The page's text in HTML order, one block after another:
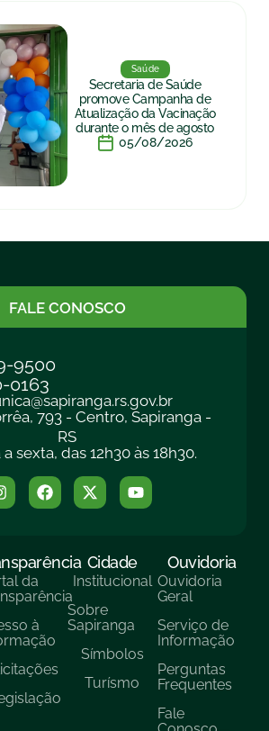
Saúde
Secretaria de Saúde
promove Campanha de
Atualização da Vacinação
durante o mês de agosto
05/08/2026
FALE CONOSCO
9500
0163
793 - Centro, Sapiranga -
RS
sexta, das 12h30 às 18h30.
da
à
Cidade
Institucional
Sobre
Sapiranga
Símbolos
Turísmo
Ouvidoria
Ouvidoria
Geral
Serviço de
Informação
Perguntas
Frequentes
Fale